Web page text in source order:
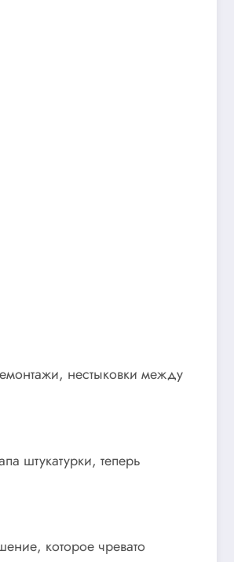
нестыковки между
штукатурки, теперь
которое чревато